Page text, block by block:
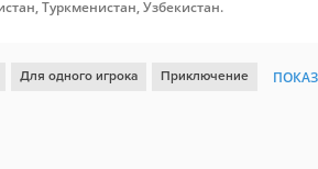
Туркменистан, Узбекистан.
Для одного игрока Приключение